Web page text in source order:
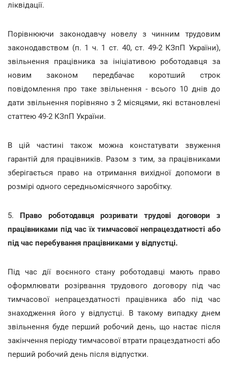
ліквідації.
Порівнюючи законодавчу новелу з чинним трудовим
законодавством (п. 1 ч. 1 ст. 40, ст. 49-2 КЗпП України),
звільнення працівника за ініціативою роботодавця за
новим законом передбачає коротший строк
повідомлення про таке звільнення - всього 10 днів до
дати звільнення порівняно з 2 місяцями, які встановлені
статтею 49-2 КЗпП України.
В цій частині також можна констатувати звуження
гарантій для працівників. Разом з тим, за працівниками
зберігається право на отримання вихідної допомоги в
розмірі одного середньомісячного заробітку.
5. Право роботодавця розривати трудові договори з
працівниками під час їх тимчасової непрацездатності або
під час перебування працівниками у відпустці.
Під час дії воєнного стану роботодавці мають право
оформлювати розірвання трудового договору під час
тимчасової непрацездатності працівника або під час
знаходження його у відпустці. В такому випадку днем
звільнення буде перший робочий день, що настає після
закінчення періоду тимчасової втрати працездатності або
перший робочий день після відпустки.